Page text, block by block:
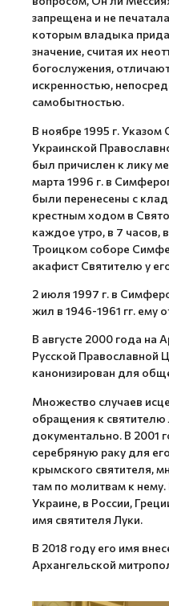
запрещена и не
которым владыка
значение, считая их
богослужения,
искренностью,
самобытностью.
В ноябре 1995 г.
Украинской
был причислен к лику
марта 1996 г. в
были перенесены с
крестным ходом в
каждое утро, в 7
Троицком соборе
акафист Святителю у
2 июля 1997 г. в
жил в 1946-1961 гг. ему
В августе 2000 года на
Русской Православной
канонизирован для
Множество случаев
обращения к
документально. В 2001
серебряную раку для
крымского святителя,
там по молитвам к
Украине, в России,
имя святителя Луки.
В 2018 году его имя
Архангельской